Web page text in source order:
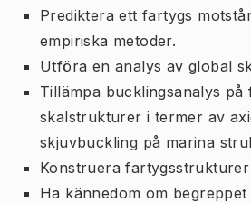
Prediktera ett fartygs
empiriska metoder.
Utföra en analys av global
Tillämpa bucklingsanalys på
skalstrukturer i termer av
skjuvbuckling på marina
Konstruera
Ha kännedom om